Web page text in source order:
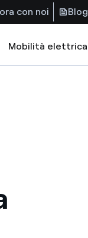
con noi Blog
Mobilità elettrica